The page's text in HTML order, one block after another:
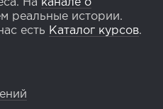
На канале о
реальные истории.
есть Каталог курсов.